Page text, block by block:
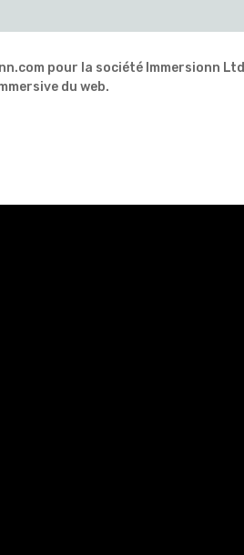
pour la société Immersionn
du web.